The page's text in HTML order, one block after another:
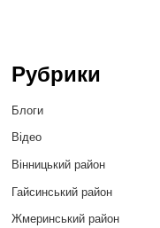
Рубрики
Блоги
Відео
Вінницький район
Гайсинський район
Жмеринський район